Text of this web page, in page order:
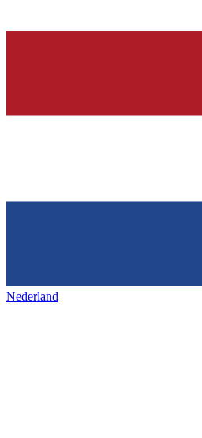
Nederland